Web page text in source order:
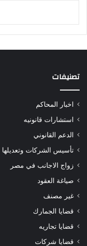
تصنيفات
اخبار المحاكم
استشارات قانونيه
الدعم القانوني
تأسيس الشركات وتعديلها
زواج الاجانب في مصر
صياغة العقود
غير مصنف
قضايا الجمارك
قضايا تجاريه
قضايا شركات